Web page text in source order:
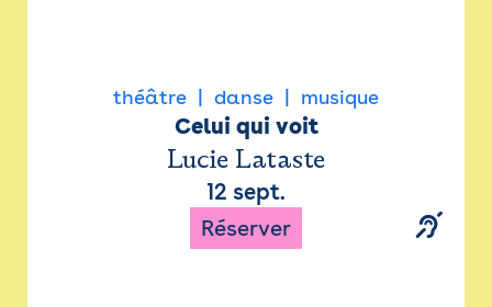
théâtre danse musique
Celui qui voit
Lucie Lataste
12 sept.
Réserver